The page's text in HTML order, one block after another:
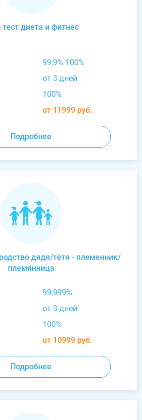
диета и фитнес
99,9%-100%
от 3 дней
100%
от 11999 руб.
Подробнее
дядя/тётя - племенник/
племянница
99,999%
от 3 дней
100%
от 10999 руб.
Подробнее